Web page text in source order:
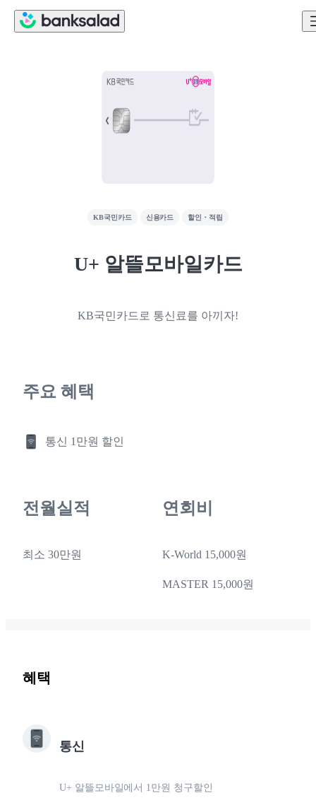
KB국민카드 신용카드 할인・적립
U+ 알뜰모바일카드
KB국민카드로 통신료를 아끼자!
주요 혜택
통신 1만원 할인
전월실적
최소 30만원
연회비
K-World 15,000원
MASTER 15,000원
혜택
통신
U+ 알뜰모바일에서 1만원 청구할인